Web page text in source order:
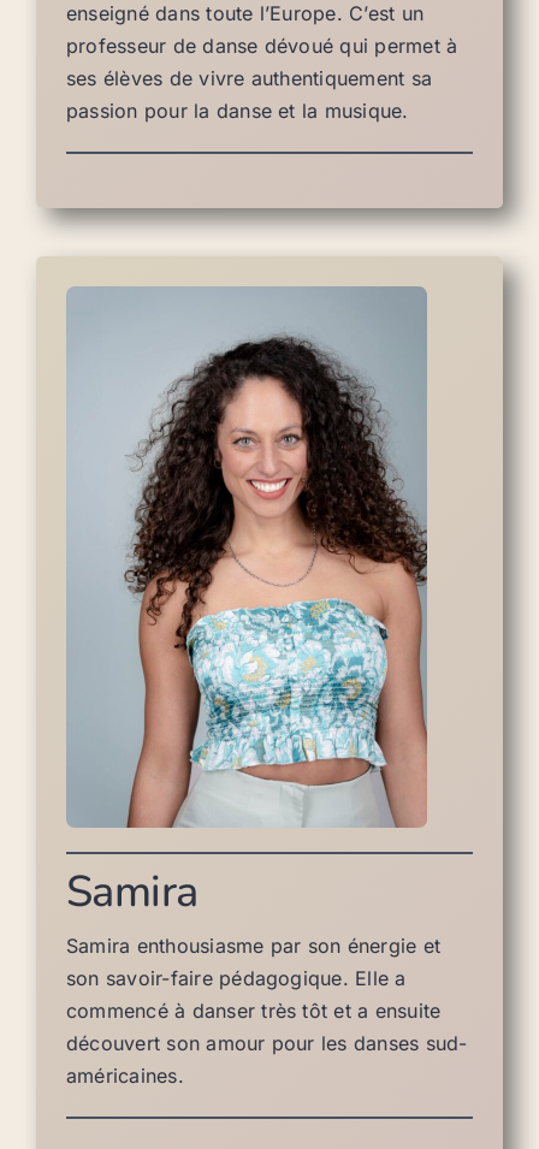
enseigné dans toute l’Europe. C’est un
professeur de danse dévoué qui permet à
ses élèves de vivre authentiquement sa
passion pour la danse et la musique.
Samira
Samira enthousiasme par son énergie et
son savoir-faire pédagogique. Elle a
commencé à danser très tôt et a ensuite
découvert son amour pour les danses sud-
américaines.